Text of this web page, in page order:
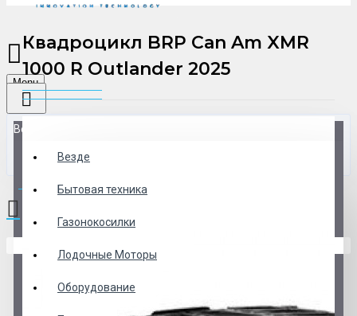
Menu
Везде
Везде
Бытовая техника
Газонокосилки
Лодочные Моторы
Оборудование
0 товар(ов) - 0 р.
Квадроцикл BRP Can Am XMR
1000 R Outlander 2025